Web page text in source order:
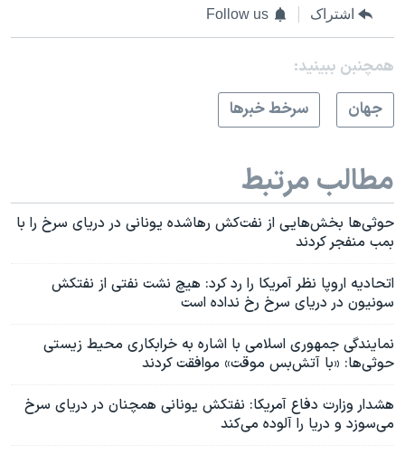
اشتراک Follow us
همچنبن ببینید:
جهان
سرخط خبرها
مطالب مرتبط
حوثی‌ها بخش‌هایی از نفت‌کش رهاشده یونانی در دریای سرخ را با
بمب منفجر کردند
اتحادیه اروپا نظر آمریکا را رد کرد: هیچ نشت نفتی از نفتکش
سونیون در دریای سرخ رخ نداده است
نمایندگی جمهوری اسلامی با اشاره به خرابکاری محیط زیستی
حوثی‌ها: «با آتش‌بس موقت» موافقت کردند
هشدار وزارت دفاع آمریکا: نفتکش یونانی همچنان در دریای سرخ
می‌سوزد و دریا را آلوده می‌کند